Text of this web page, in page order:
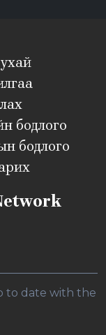
бодлого
бодлого
to date with the